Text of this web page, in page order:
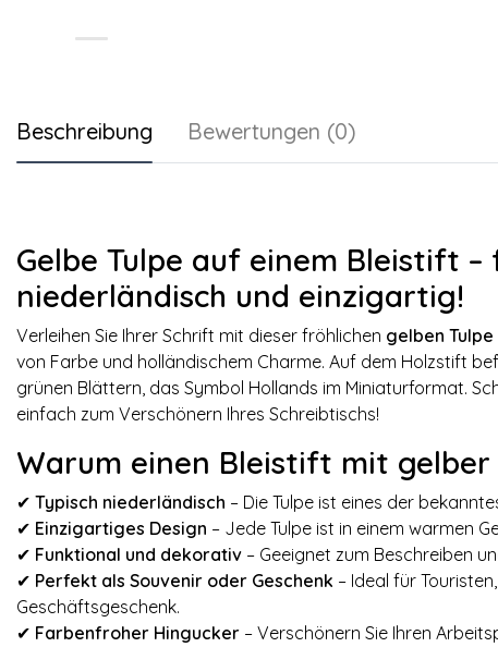
Beschreibung Bewertungen (0)
Gelbe Tulpe auf einem Bleistift –
niederländisch und einzigartig!
Verleihen Sie Ihrer Schrift mit dieser fröhlichen gelben
von Farbe und holländischem Charme. Auf dem Holzstift
grünen Blättern, das Symbol Hollands im Miniaturformat.
einfach zum Verschönern Ihres Schreibtischs!
Warum einen Bleistift mit gelber
✔ Typisch niederländisch – Die Tulpe ist eines der
✔ Einzigartiges Design – Jede Tulpe ist in einem warmen
✔ Funktional und dekorativ – Geeignet zum Beschreiben
✔ Perfekt als Souvenir oder Geschenk – Ideal für
Geschäftsgeschenk.
✔ Farbenfroher Hingucker – Verschönern Sie Ihren